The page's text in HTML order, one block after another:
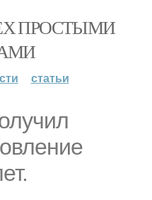
ПРОСТЫМИ
статьи